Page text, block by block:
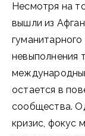
Несмотря на
вышли из
гуманитарного
невыполнения
остается в
сообщества.
кризис, фокус